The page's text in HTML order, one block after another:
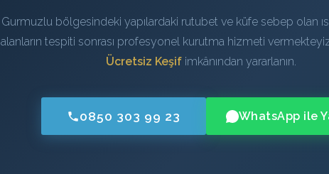
Gurmuzlu bölgesindeki yapılardaki rutubet ve küfe sebep olan
alanların tespiti sonrası profesyonel kurutma hizmeti
Ücretsiz Keşif imkânından yararlanın.
0850 303 99 23 WhatsApp ile